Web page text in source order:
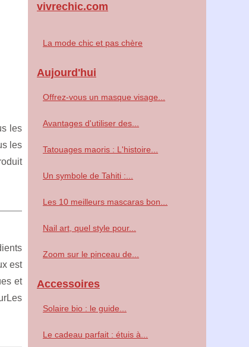
les
les
est
et
vivrechic.com
La mode chic et pas chère
Aujourd'hui
Offrez-vous un masque visage...
Avantages d'utiliser des...
Tatouages maoris : L'histoire...
Un symbole de Tahiti :...
Les 10 meilleurs mascaras bon...
Nail art, quel style pour...
Zoom sur le pinceau de...
Accessoires
Solaire bio : le guide...
Le cadeau parfait : étuis à...